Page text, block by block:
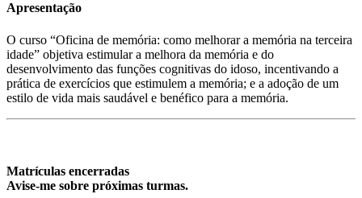
Apresentação
O curso “Oficina de memória: como melhorar a memória na terceira
idade” objetiva estimular a melhora da memória e do
desenvolvimento das funções cognitivas do idoso, incentivando a
prática de exercícios que estimulem a memória; e a adoção de um
estilo de vida mais saudável e benéfico para a memória.
Matrículas encerradas
Avise-me sobre próximas turmas.